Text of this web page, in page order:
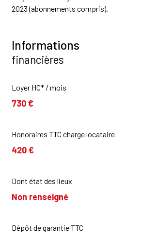
2023 (abonnements compris).
Informations
financières
Loyer HC* / mois
730 €
Honoraires TTC charge locataire
420 €
Dont état des lieux
Non renseigné
Dépôt de garantie TTC